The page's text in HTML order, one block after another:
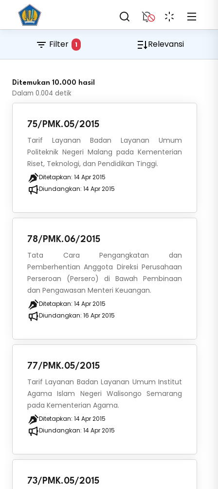
Filter 1 Relevansi
Ditemukan 10.000 hasil
Dalam 0.004 detik
75/PMK.05/2015
Tarif Layanan Badan Layanan Umum
Politeknik Negeri Malang pada Kementerian
Riset, Teknologi, dan Pendidikan Tinggi.
Ditetapkan: 14 Apr 2015
Diundangkan: 14 Apr 2015
78/PMK.06/2015
Tata Cara Pengangkatan dan
Pemberhentian Anggota Direksi Perusahaan
Perseroan (Persero) di Bawah Pembinaan
dan Pengawasan Menteri Keuangan.
Ditetapkan: 14 Apr 2015
Diundangkan: 16 Apr 2015
77/PMK.05/2015
Tarif Layanan Badan Layanan Umum Institut
Agama Islam Negeri Walisongo Semarang
pada Kementerian Agama.
Ditetapkan: 14 Apr 2015
Diundangkan: 14 Apr 2015
73/PMK.05/2015